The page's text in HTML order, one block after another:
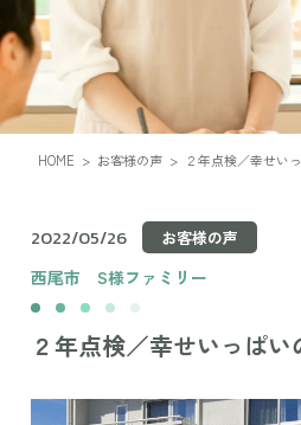
HOME > お客様の声 > ２年点検／幸せい
2022/05/26 お客様の声
西尾市 S様ファミリー
２年点検／幸せいっぱ